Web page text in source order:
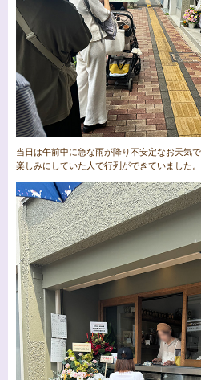
当日は午前中に急な雨が降り不安定なお天気
楽しみにしていた人で行列ができていました。